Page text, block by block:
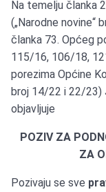
Na temelju članka
(„Narodne
članka 73. Općeg
115/16, 106/18,
porezima Općine
broj 14/22 i 22/23)
objavljuje
POZIV ZA
ZA
Pozivaju se sve